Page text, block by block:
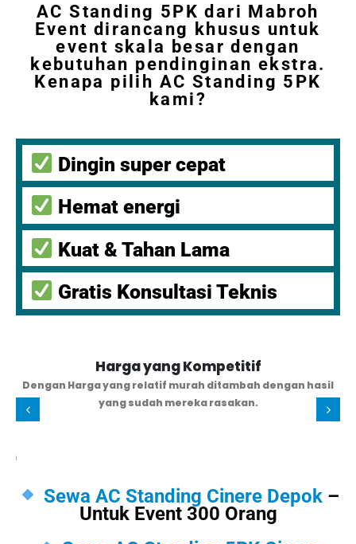
AC Standing 5PK dari Mabroh
Event dirancang khusus untuk
event skala besar dengan
kebutuhan pendinginan ekstra.
Kenapa pilih AC Standing 5PK
kami?
Dingin super cepat
Hemat energi
Kuat & Tahan Lama
Gratis Konsultasi Teknis
Sewa AC Standing Cinere Depok
Untuk Event 300 Orang